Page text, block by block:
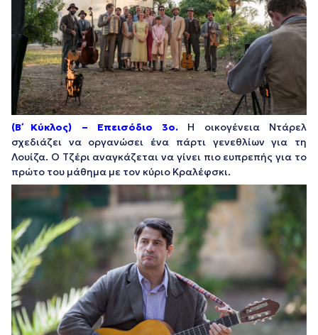
(Β΄ Κύκλος) – Eπεισόδιο 3ο. Η οικογένεια Ντάρελ
σχεδιάζει να οργανώσει ένα πάρτι γενεθλίων για τη
Λουίζα. Ο Τζέρι αναγκάζεται να γίνει πιο ευπρεπής για το
πρώτο του μάθημα με τον κύριο Κραλέφσκι.